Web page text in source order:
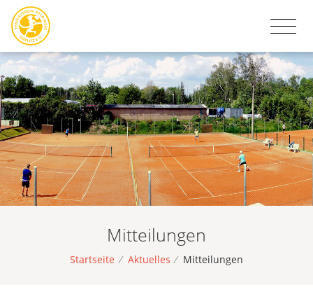
Mitteilungen
Startseite / Aktuelles / Mitteilungen